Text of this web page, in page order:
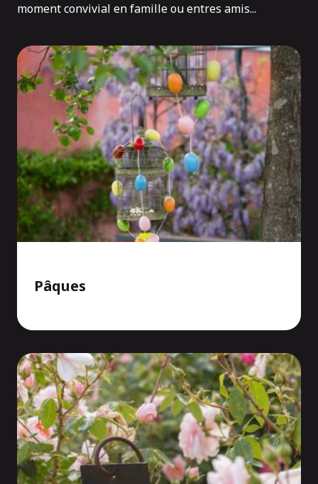
moment convivial en famille ou entres amis...
Pâques